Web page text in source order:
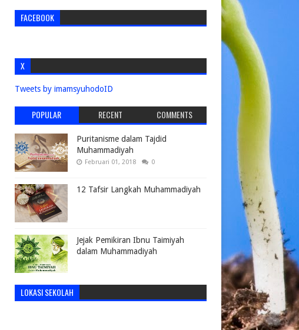
FACEBOOK
X
Tweets by imamsyuhodoID
POPULAR RECENT COMMENTS
Puritanisme dalam Tajdid
Muhammadiyah
Februari 01, 2018 0
12 Tafsir Langkah Muhammadiyah
Jejak Pemikiran Ibnu Taimiyah
dalam Muhammadiyah
LOKASI SEKOLAH